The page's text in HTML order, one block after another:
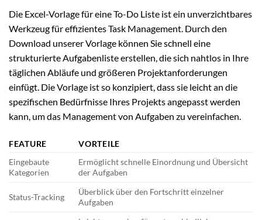
Die Excel-Vorlage für eine To-Do Liste ist ein unverzichtbares
Werkzeug für effizientes Task Management. Durch den
Download unserer Vorlage können Sie schnell eine
strukturierte Aufgabenliste erstellen, die sich nahtlos in Ihre
täglichen Abläufe und größeren Projektanforderungen
einfügt. Die Vorlage ist so konzipiert, dass sie leicht an die
spezifischen Bedürfnisse Ihres Projekts angepasst werden
kann, um das Management von Aufgaben zu vereinfachen.
FEATURE
VORTEILE
Eingebaute
Kategorien
Ermöglicht schnelle Einordnung und Übersicht
der Aufgaben
Status-Tracking
Überblick über den Fortschritt einzelner
Aufgaben